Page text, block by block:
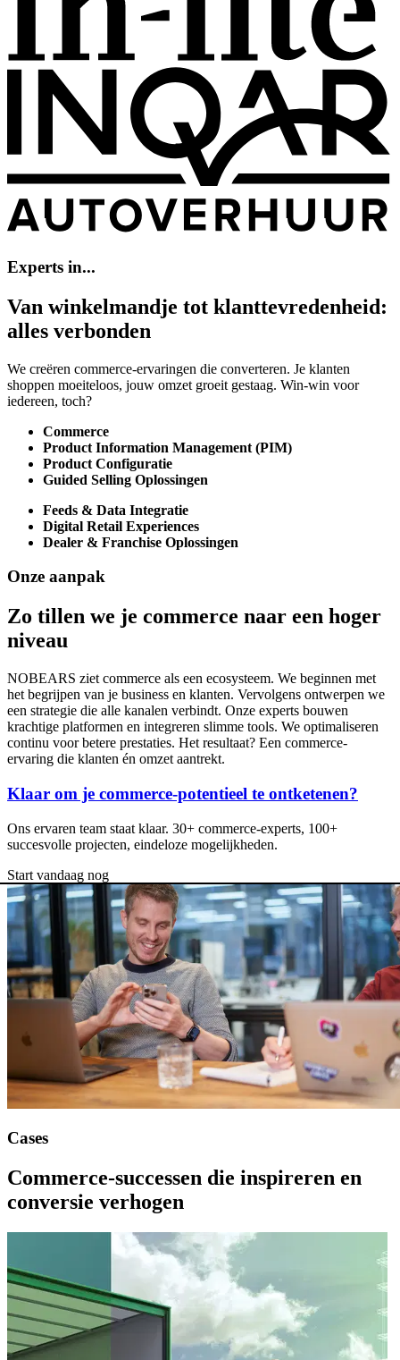
Experts in...
Van winkelmandje tot klanttevredenheid:
alles verbonden
We creëren commerce-ervaringen die converteren. Je klanten
shoppen moeiteloos, jouw omzet groeit gestaag. Win-win voor
iedereen, toch?
Commerce
Product Information Management (PIM)
Product Configuratie
Guided Selling Oplossingen
Feeds & Data Integratie
Digital Retail Experiences
Dealer & Franchise Oplossingen
Onze aanpak
Zo tillen we je commerce naar een hoger
niveau
NOBEARS ziet commerce als een ecosysteem. We beginnen met
het begrijpen van je business en klanten. Vervolgens ontwerpen we
een strategie die alle kanalen verbindt. Onze experts bouwen
krachtige platformen en integreren slimme tools. We optimaliseren
continu voor betere prestaties. Het resultaat? Een commerce-
ervaring die klanten én omzet aantrekt.
Klaar om je commerce-potentieel te ontketenen?
Ons ervaren team staat klaar. 30+ commerce-experts, 100+
succesvolle projecten, eindeloze mogelijkheden.
Start vandaag nog
Cases
Commerce-successen die inspireren en
conversie verhogen